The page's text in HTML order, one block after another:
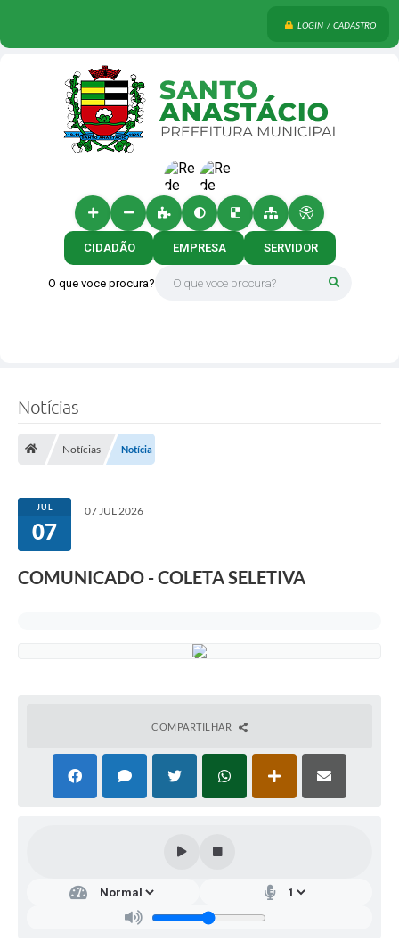
LOGIN / CADASTRO
O que voce procura?
CIDADÃO EMPRESA SERVIDOR
Notícias
Notícias Notícia
JUL
07
07 JUL 2026
COMUNICADO - COLETA SELETIVA
COMPARTILHAR